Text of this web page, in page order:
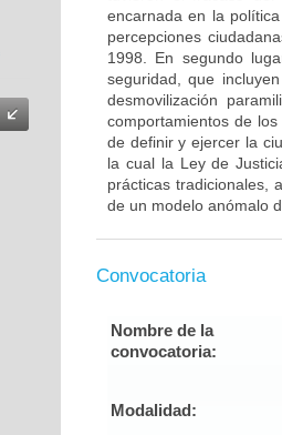
encarnada en la
percepciones
1998. En segundo
seguridad, que
desmovilización
comportamientos de
de definir y ejercer la
la cual la Ley de
prácticas tradicionales,
de un modelo anómalo
Convocatoria
Nombre de la
convocatoria:
Modalidad: